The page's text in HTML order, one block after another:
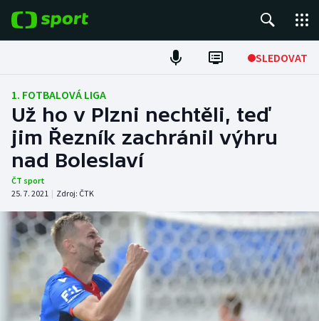
SLEDOVAT
Fotbal
Hokej
Tenis
Atletika
Cyklistika
DALŠÍ SPORTY
Americký fotbal
NEPŘEHLÉDNĚTE
1. FOTBALOVÁ LIGA
Už ho v Plzni nechtěli, teď
jim Řezník zachránil výhru
nad Boleslaví
ČT sport
25. 7. 2021 | Zdroj: ČTK